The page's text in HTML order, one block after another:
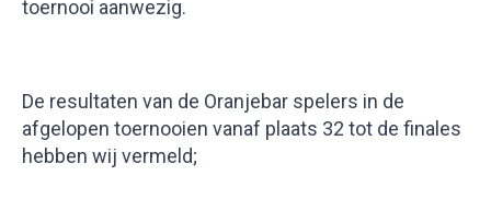
toernooi aanwezig.
De resultaten van de Oranjebar spelers in de
afgelopen toernooien vanaf plaats 32 tot de finales
hebben wij vermeld;